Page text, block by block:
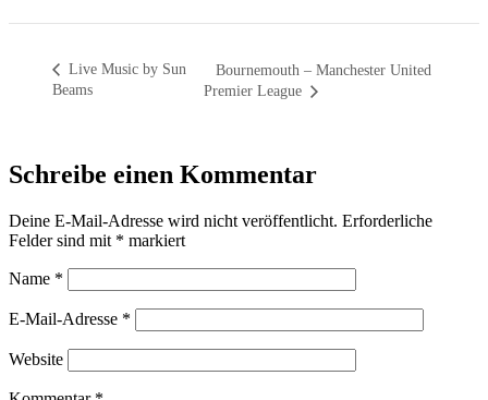
Live Music by Sun
Beams
Bournemouth – Manchester United
Premier League
Schreibe einen Kommentar
Deine E-Mail-Adresse wird nicht veröffentlicht. Erforderliche
Felder sind mit * markiert
Name *
E-Mail-Adresse *
Website